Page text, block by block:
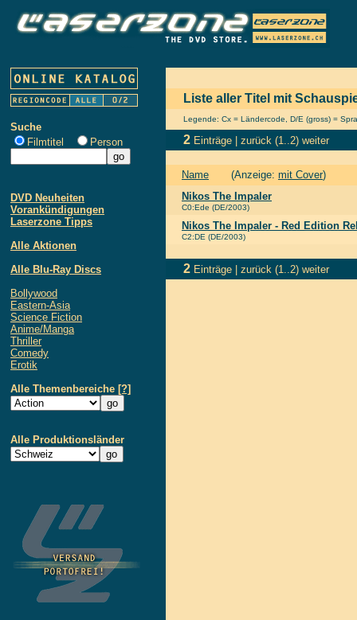
Suche
Filmtitel
Person
DVD Neuheiten
Vorankündigungen
Laserzone Tipps
Alle Aktionen
Alle Blu-Ray Discs
Bollywood
Eastern-Asia
Science Fiction
Anime/Manga
Thriller
Comedy
Erotik
Alle Themenbereiche [?]
Alle Produktionsländer
Liste aller Titel mit
Legende: Cx = Ländercode, D/E (gross) =
2 Einträge | zurück (1..2) weiter
Name (Anzeige: mit Cover)
Nikos The Impaler
C0:Ede (DE/2003)
Nikos The Impaler - Red Edition
C2:DE (DE/2003)
2 Einträge | zurück (1..2) weiter